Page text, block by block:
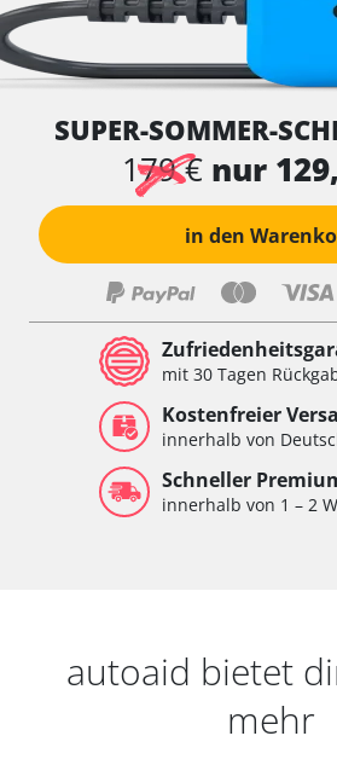
SUPER-SOMMER-
179 € nur
in den
mit 30 Tagen
Kostenfreier
innerhalb von
Schneller
innerhalb von 1 – 2
autoaid bietet
mehr